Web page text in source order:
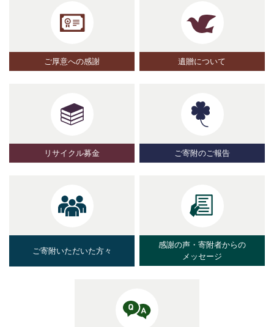
ご厚意への感謝 遺贈について
リサイクル募金 ご寄附のご報告
ご寄附いただいた方々
感謝の声・寄附者からの
メッセージ